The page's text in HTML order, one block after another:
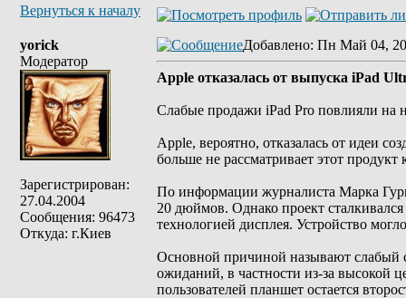
Вернуться к началу
yorick
Модератор
Зарегистрирован:
27.04.2004
Сообщения: 96473
Откуда: г.Киев
Добавлено: Пн Май 04,
Apple отказалась от выпуска iPad
Слабые продажи iPad Pro повлияли на
Apple, вероятно, отказалась от идеи
больше не рассматривает этот
По информации журналиста Марка
20 дюймов. Однако проект
технологией дисплея. Устройство
Основной причиной называют слабый
ожиданий, в частности из-за высокой
пользователей планшет остается